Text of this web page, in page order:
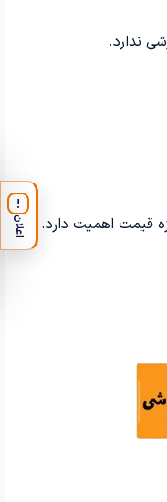
ندارد.
قیمت اهمیت دارد.
!
اعلان